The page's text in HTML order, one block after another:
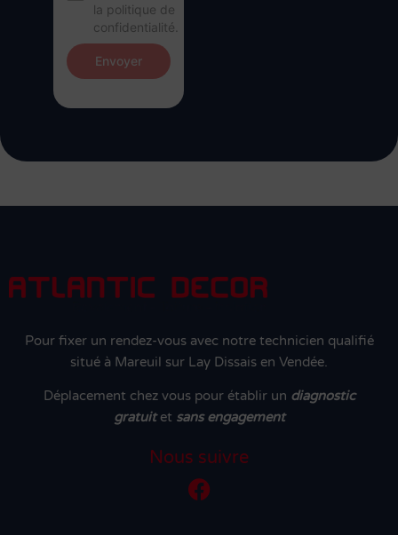
la politique de
confidentialité.
Envoyer
Pour fixer un rendez-vous avec notre technicien qualifié
situé à Mareuil sur Lay Dissais en Vendée.
Déplacement chez vous pour établir un diagnostic
gratuitet sans engagement
Nous suivre